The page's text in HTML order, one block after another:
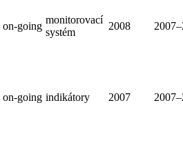
on-going
monitorovací
systém
2008
on-going indikátory 2007